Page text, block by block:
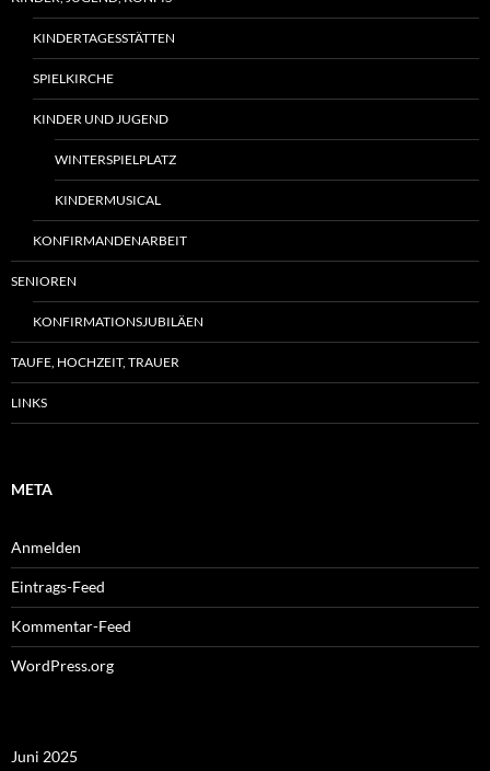
KINDERTAGESSTÄTTEN
SPIELKIRCHE
KINDER UND JUGEND
WINTERSPIELPLATZ
KINDERMUSICAL
KONFIRMANDENARBEIT
SENIOREN
KONFIRMATIONSJUBILÄEN
TAUFE, HOCHZEIT, TRAUER
LINKS
META
Anmelden
Eintrags-Feed
Kommentar-Feed
WordPress.org
Juni 2025